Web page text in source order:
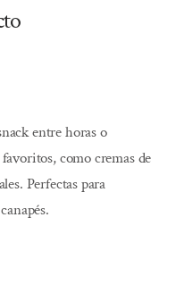
entre horas o
como cremas de
Perfectas para